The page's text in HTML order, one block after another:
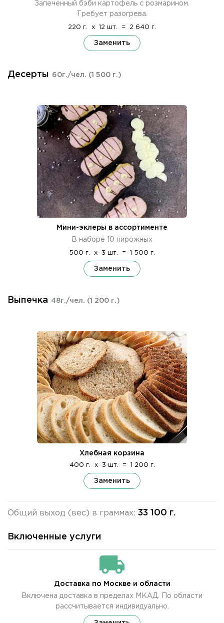
Запеченный бэби картофель с розмарином.
Требует разогрева.
220 г. x 12 шт. = 2 640 г.
Заменить
Десерты 60г./чел. (1 500 г.)
Мини-эклеры в ассортименте
В наборе 10 пирожных
500 г. x 3 шт. = 1 500 г.
Заменить
Выпечка 48г./чел. (1 200 г.)
Хлебная корзина
400 г. x 3 шт. = 1 200 г.
Заменить
Общий выход (вес) в граммах: 33 100 г.
Включенные услуги
Доставка по Москве и области
Включена доставка в пределах МКАД. По области
рассчитывается индивидуально.